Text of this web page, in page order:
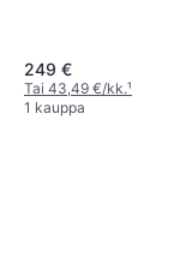
249 €
Tai 43,49 €/kk.¹
1 kauppa